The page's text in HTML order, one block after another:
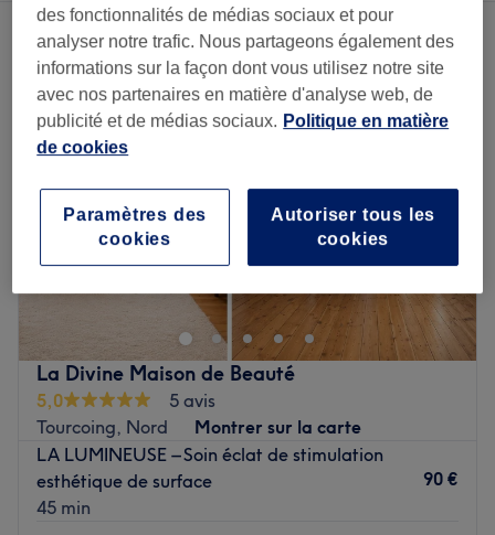
microneedling près de Tourcoing, Nord
La Divine Maison de Beauté
5,0
5 avis
Tourcoing, Nord
Montrer sur la carte
LA LUMINEUSE – Soin éclat de stimulation
esthétique de surface
45 min
90 €
des fonctionnalités de médias sociaux et pour
analyser notre trafic. Nous partageons également des
informations sur la façon dont vous utilisez notre site
avec nos partenaires en matière d'analyse web, de
publicité et de médias sociaux. Politique en matière
de cookies
Autoriser tous les
cookies
Paramètres des
cookies